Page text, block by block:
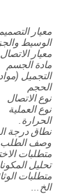
معيار
الوسيط
معيار
مادة الجسم
التجميل
الحجم
نوع الاتصال
نوع العملية
الحرارة.
نطاق درجة
وصف الطلب
متطلبات
تحليل
متطلبات
الخ...